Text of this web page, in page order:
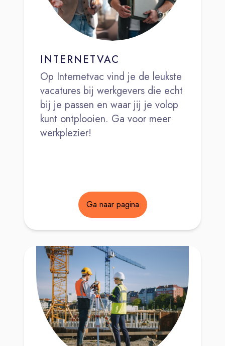
INTERNETVAC
Op Internetvac vind je de leukste
vacatures bij werkgevers die echt
bij je passen en waar jij je volop
kunt ontplooien. Ga voor meer
werkplezier!
Ga naar pagina